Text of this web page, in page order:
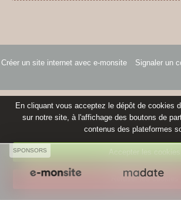
Créer un site internet avec e-monsite Signaler un
SPONSORS
En cliquant vous acceptez le dépôt de cookies
sur notre site, à l'affichage des boutons de
contenus des plateformes
Accepter les cookies
Refuser les cookies